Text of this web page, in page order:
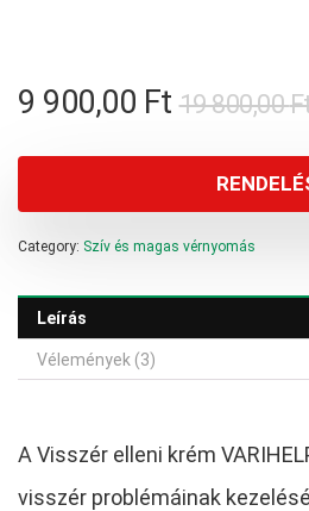
19 800,00
9 900,00 Ft
Category: Szív és magas vérnyomás
Leírás
Vélemények (3)
A Visszér elleni krém
visszér problémáinak